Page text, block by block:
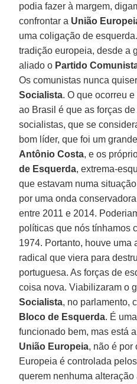
podia fazer à margem,
confrontar a União
uma coligação de
tradição europeia, desde a
aliado o Partido
Os comunistas nunca
Socialista. O que ocorreu
ao Brasil é que as forças
socialistas, que se
bom líder, que foi um
Antônio Costa, e os
de Esquerda, extrema-
que estavam numa
por uma onda
entre 2011 e 2014.
políticas que nós tínhamos
1974. Portanto, houve uma
radical que viera para
portuguesa. As forças de
coisa nova. Viabilizaram o
Socialista, no parlamento,
Bloco de Esquerda. É
funcionado bem, mas está
União Europeia, não é por
Europeia é controlada
querem nenhuma